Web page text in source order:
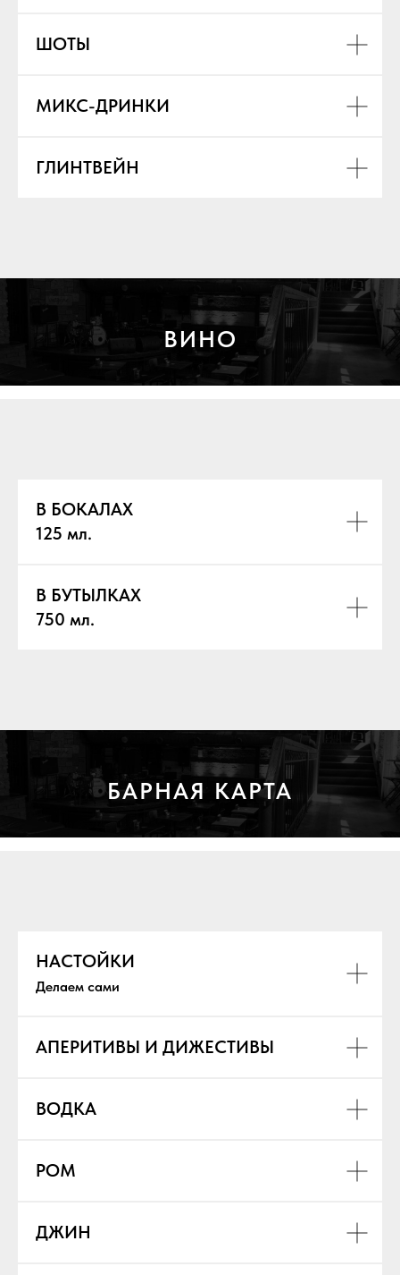
ШОТЫ
МИКС-ДРИНКИ
ГЛИНТВЕЙН
ВИНО
В БОКАЛАХ
125 мл.
В БУТЫЛКАХ
750 мл.
БАРНАЯ КАРТА
НАСТОЙКИ
Делаем сами
АПЕРИТИВЫ И ДИЖЕСТИВЫ
ВОДКА
РОМ
ДЖИН